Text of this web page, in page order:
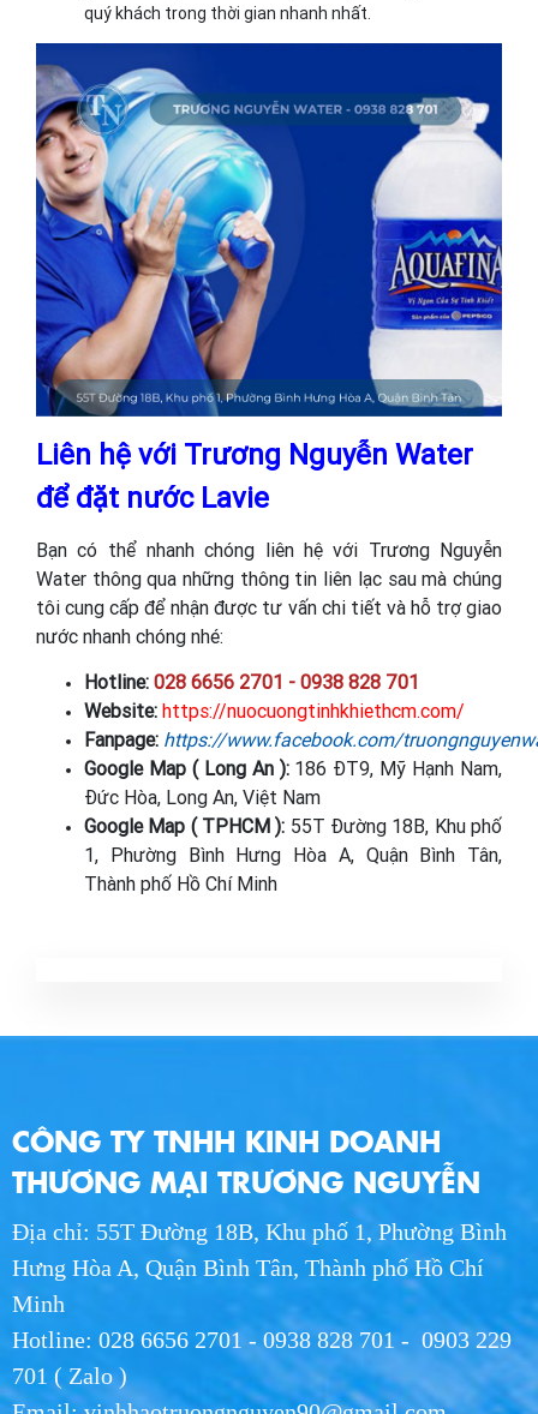
quý khách trong thời gian nhanh nhất.
Liên hệ với Trương Nguyễn Water
để đặt nước Lavie
Bạn có thể nhanh chóng liên hệ với Trương Nguyễn
Water thông qua những thông tin liên lạc sau mà chúng
tôi cung cấp để nhận được tư vấn chi tiết và hỗ trợ giao
nước nhanh chóng nhé:
Hotline: 028 6656 2701 - 0938 828 701
Website: https://nuocuongtinhkhiethcm.com/
Fanpage: https://www.facebook.com/
Google Map ( Long An ):186 ĐT9, Mỹ Hạnh Nam,
Đức Hòa, Long An, Việt Nam
Google Map ( TPHCM ): 55T Đường 18B, Khu phố
1, Phường Bình Hưng Hòa A, Quận Bình Tân,
Thành phố Hồ Chí Minh
CÔNG TY TNHH KINH DOANH
THƯƠNG MẠI TRƯƠNG NGUYỄN
Địa chỉ: 55T Đường 18B, Khu phố 1, Phường Bình
Hưng Hòa A, Quận Bình Tân, Thành phố Hồ Chí
Minh
Hotline: 028 6656 2701 - 0938 828 701 - 0903 229
701 ( Zalo )